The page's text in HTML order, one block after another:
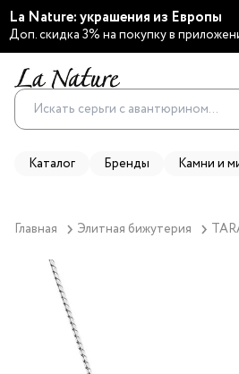
La Nature: украшения из Европы
Доп. скидка 3% на покупку в
Каталог Бренды Камни и
Главная Элитная бижутерия